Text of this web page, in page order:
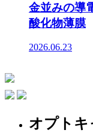
金並みの導
酸化物薄膜
2026.06.23
オプトキ